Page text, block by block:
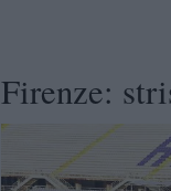
Firenze: